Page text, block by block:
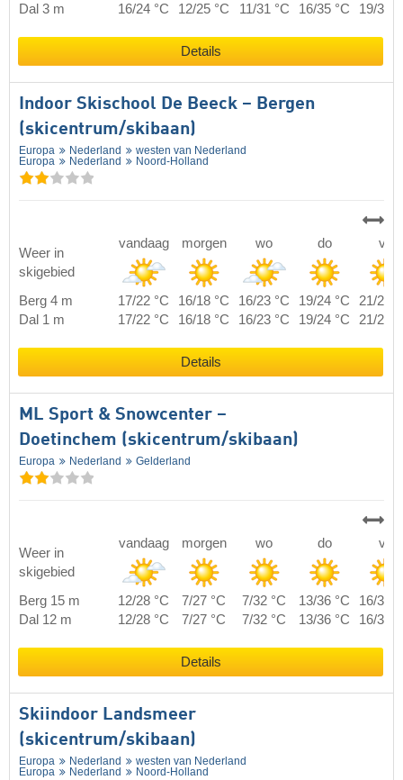
Dal 3 m
16/24 °C 12/25 °C 11/31 °C 16/35 °C 19/39
Details
Indoor Skischool De Beeck – Bergen
(skicentrum/skibaan)
Europa Nederland
westen van Nederland
Europa
Nederland Noord-Holland
Weer in
skigebied
vandaag morgen wo do vr
Berg 4 m 17/22 °C 16/18 °C 16/23 °C 19/24 °C
21/26
Dal 1 m
17/22 °C 16/18 °C 16/23 °C 19/24 °C 21/26
Details
ML Sport & Snowcenter –
Doetinchem (skicentrum/skibaan)
Europa Nederland Gelderland
Weer in
skigebied
vandaag morgen wo do vr
Berg 15 m 12/28 °C 7/27 °C 7/32 °C 13/36 °C
16/38
Dal 12 m
12/28 °C 7/27 °C 7/32 °C 13/36 °C 16/38
Details
Skiindoor Landsmeer
(skicentrum/skibaan)
Europa Nederland
westen van Nederland
Europa
Nederland Noord-Holland